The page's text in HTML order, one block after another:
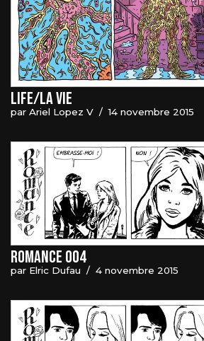
Life/La vie
par Ariel Lopez V 14 novembre 2015
Romance 004
par Elric Dufau 4 novembre 2015